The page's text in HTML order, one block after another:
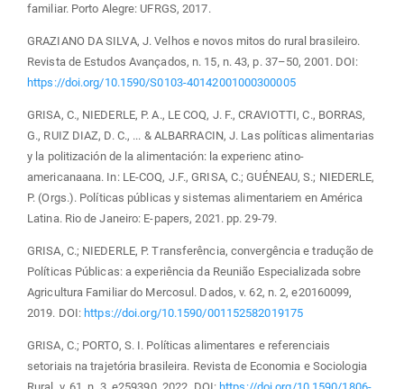
familiar. Porto Alegre: UFRGS, 2017.
GRAZIANO DA SILVA, J. Velhos e novos mitos do rural brasileiro.
Revista de Estudos Avançados, n. 15, n. 43, p. 37–50, 2001. DOI:
https://doi.org/10.1590/S0103-40142001000300005
GRISA, C., NIEDERLE, P. A., LE COQ, J. F., CRAVIOTTI, C., BORRAS,
G., RUIZ DIAZ, D. C., ... & ALBARRACIN, J. Las políticas alimentarias
y la politización de la alimentación: la experienc atino-
americanaana. In: LE-COQ, J.F., GRISA, C.; GUÉNEAU, S.; NIEDERLE,
P. (Orgs.). Políticas públicas y sistemas alimentariem en América
Latina. Rio de Janeiro: E-papers, 2021. pp. 29-79.
GRISA, C.; NIEDERLE, P. Transferência, convergência e tradução de
Políticas Públicas: a experiência da Reunião Especializada sobre
Agricultura Familiar do Mercosul. Dados, v. 62, n. 2, e20160099,
2019. DOI:https://doi.org/10.1590/001152582019175
GRISA, C.; PORTO, S. I. Políticas alimentares e referenciais
setoriais na trajetória brasileira. Revista de Economia e Sociologia